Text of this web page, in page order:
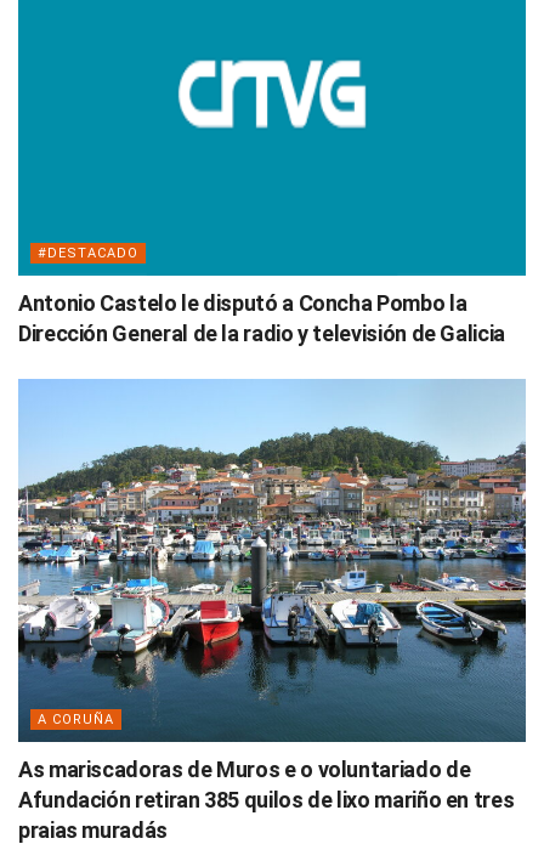
#DESTACADO
Antonio Castelo le disputó a Concha Pombo la
Dirección General de la radio y televisión de Galicia
A CORUÑA
As mariscadoras de Muros e o voluntariado de
Afundación retiran 385 quilos de lixo mariño en tres
praias muradás